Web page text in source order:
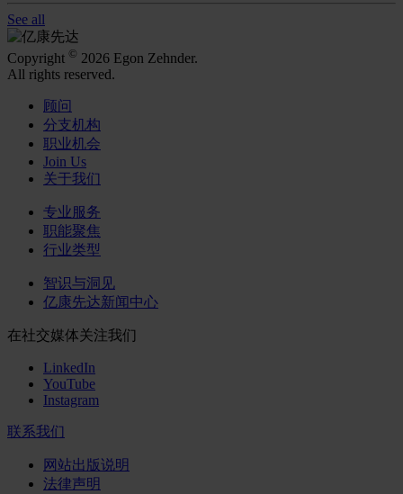
See all
Copyright © 2026 Egon Zehnder.
All rights reserved.
顾问
分支机构
职业机会
Join Us
关于我们
专业服务
职能聚焦
行业类型
智识与洞见
亿康先达新闻中心
在社交媒体关注我们
LinkedIn
YouTube
Instagram
联系我们
网站出版说明
法律声明